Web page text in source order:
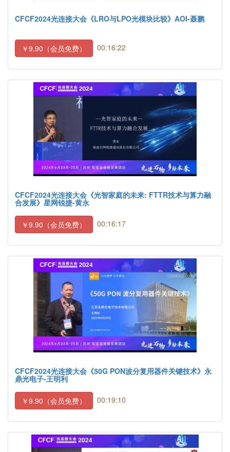
CFCF2024光连接大会《LRO与LPO光模块比较》AOI-聂鹏
￥9.90（会员免费） 00:16:22
CFCF2024光连接大会《光智家庭的未来: FTTR技术与算力融
合发展》星网锐捷-黄永
￥9.90（会员免费） 00:16:17
CFCF2024光连接大会《50G PON波分复用器件关键技术》永
鼎光电子-王明利
￥9.90（会员免费） 00:19:10